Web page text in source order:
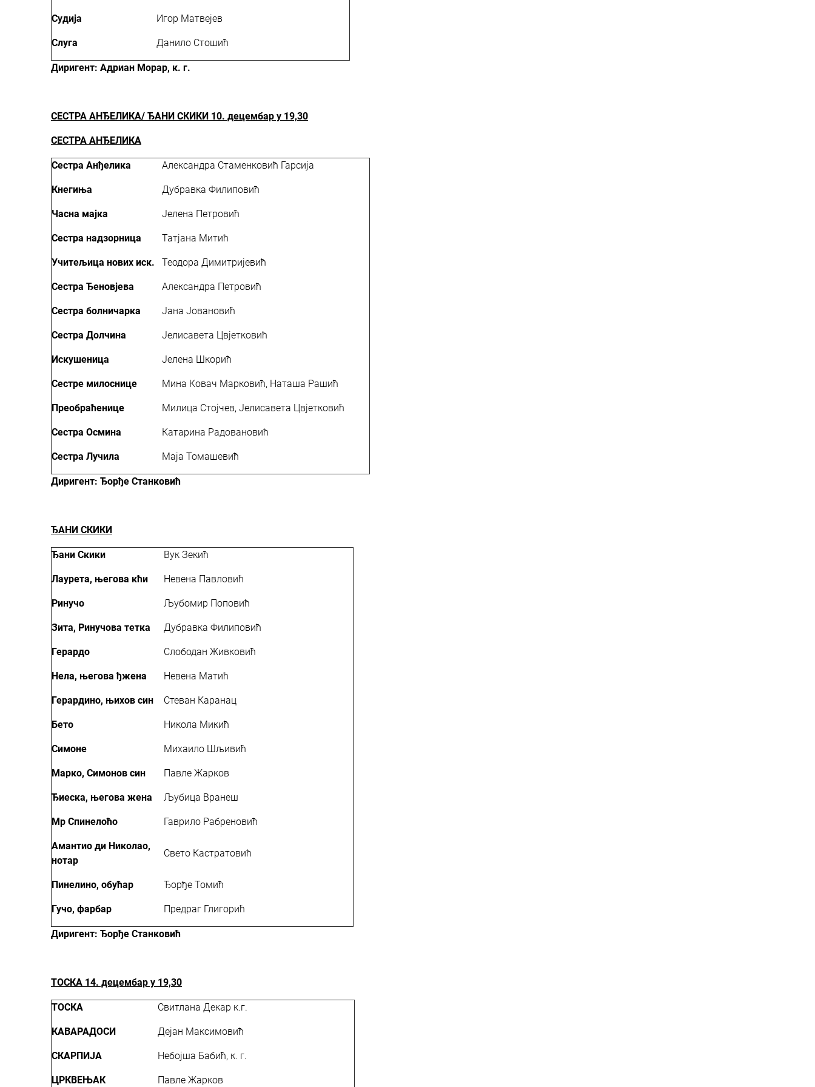
Судија Игор Матвејев
Слуга Данило Стошић
Диригент: Адриан Морар, к. г.
СЕСТРА АНЂЕЛИКА/ ЂАНИ СКИКИ 10. децембар у 19,30
СЕСТРА АНЂЕЛИКА
Сестра Анђелика Александра Стаменковић Гарсија
Кнегиња Дубравка Филиповић
Часна мајка Јелена Петровић
Сестра надзорница Татјана Митић
Учитељица нових иск. Теодора Димитријевић
Сестра Ђеновјева Александра Петровић
Сестра болничарка Јана Јовановић
Сестра Долчина Јелисавета Цвјетковић
Искушеница Јелена Шкорић
Сестре милоснице Мина Ковач Марковић, Наташа Рашић
Преобраћенице Милица Стојчев, Јелисавета Цвјетковић
Сестра Осмина Катарина Радовановић
Сестра Лучила Маја Томашевић
Диригент: Ђорђе Станковић
ЂАНИ СКИКИ
Ђани Скики Вук Зекић
Лаурета, његова кћи Невена Павловић
Ринучо Љубомир Поповић
Зита, Ринучова тетка Дубравка Филиповић
Герардо Слободан Живковић
Нела, његова ђжена Невена Матић
Герардино, њихов син Стеван Каранац
Бето Никола Микић
Симоне Михаило Шљивић
Марко, Симонов син Павле Жарков
Ђиеска, његова жена Љубица Вранеш
Мр Спинелоћо Гаврило Рабреновић
Амантио ди Николао,
нотар
Свето Кастратовић
Пинелино, обућар Ђорђе Томић
Гучо, фарбар Предраг Глигорић
Диригент: Ђорђе Станковић
ТОСКА 14. децембар у 19,30
ТОСКА Свитлана Декар к.г.
КАВАРАДОСИ Дејан Максимовић
СКАРПИЈА Небојша Бабић, к. г.
ЦРКВЕЊАК Павле Жарков